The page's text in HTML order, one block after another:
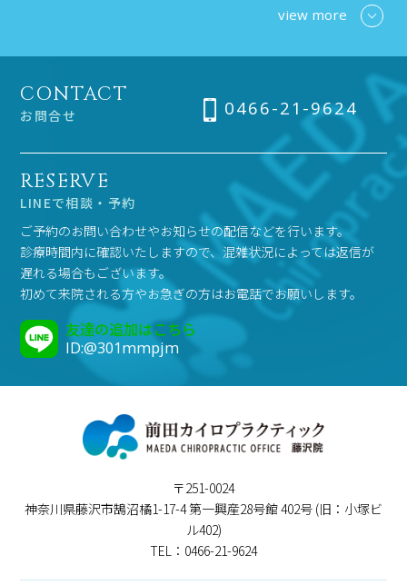
view more
CONTACT
お問合せ 0466-21-9624
RESERVE
LINEで相談・予約
ご予約のお問い合わせやお知らせの配信などを行います。
診療時間内に確認いたしますので、混雑状況によっては返信が
遅れる場合もございます。
初めて来院される方やお急ぎの方はお電話でお願いします。
友達の追加はこちら
ID:@301mmpjm
〒251-0024
神奈川県藤沢市鵠沼橘1-17-4 第一興産28号館 402号 (旧：小塚ビ
ル402)
TEL：0466-21-9624